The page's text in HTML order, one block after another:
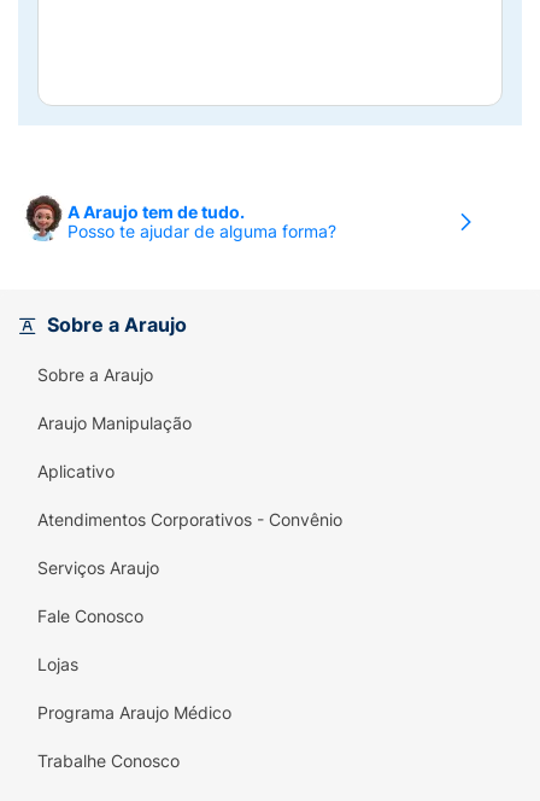
A Araujo tem de tudo.
Posso te ajudar de alguma forma?
Sobre a Araujo
Sobre a Araujo
Araujo Manipulação
Aplicativo
Atendimentos Corporativos - Convênio
Serviços Araujo
Fale Conosco
Lojas
Programa Araujo Médico
Trabalhe Conosco